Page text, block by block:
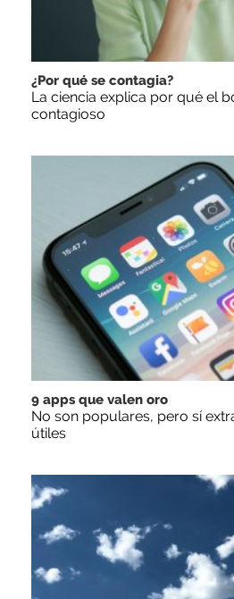
¿Por qué se contagia?
La ciencia explica por qué el
contagioso
9 apps que valen oro
No son populares, pero sí
útiles